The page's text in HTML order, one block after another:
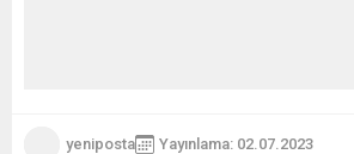
yeniposta
Yayınlama: 02.07.2023